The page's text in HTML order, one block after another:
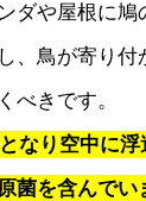
ダや屋根に鳩
、鳥が寄り付
べきです。
なり空中に浮
菌を含んでい